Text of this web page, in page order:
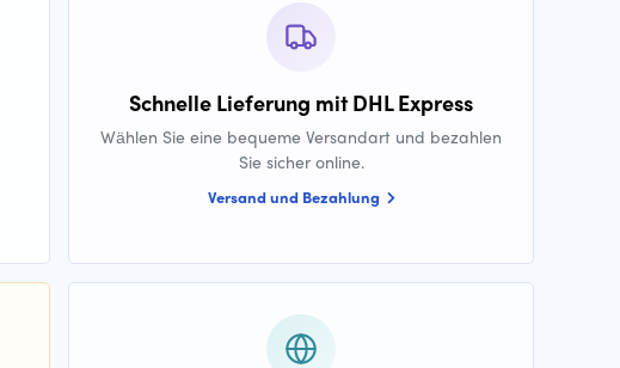
Schnelle Lieferung mit DHL Express
Wählen Sie eine bequeme Versandart und bezahlen
Sie sicher online.
Versand und Bezahlung